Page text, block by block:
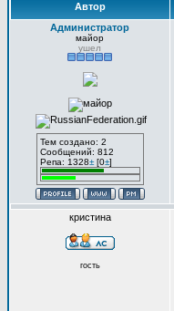
Автор
Администратор
майор
ушел
Тем создано: 2
Сообщений: 812
Репа: 1328±[0±]
кристина
гость